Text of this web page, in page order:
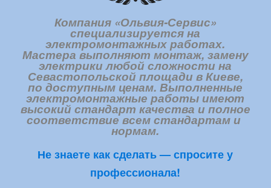
Компания «Ольвия-Сервис»
специализируется на
электромонтажных работах.
Мастера выполняют монтаж, замену
электрики любой сложности на
Севастопольской площади в Киеве,
по доступным ценам. Выполненные
электромонтажные работы имеют
высокий стандарт качества и полное
соответствие всем стандартам и
нормам.
Не знаете как сделать — спросите у
профессионала!